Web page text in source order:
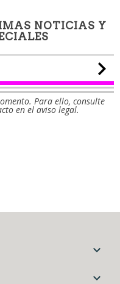
NOTICIAS Y
Para ello, consulte
en el aviso legal.

